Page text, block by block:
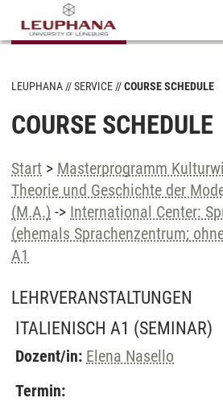
LEUPHANA SERVICE COURSE SCHEDULE
COURSE SCHEDULE
Start > Masterprogramm
Theorie und Geschichte der
(M.A.) -> International Center:
(ehemals Sprachenzentrum;
A1
LEHRVERANSTALTUNGEN
ITALIENISCH A1 (SEMINAR)
Dozent/in: Elena Nasello
Termin: